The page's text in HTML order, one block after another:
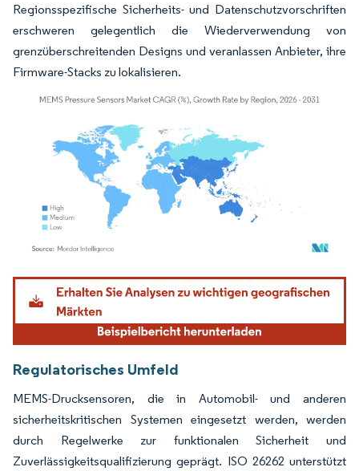
Regionsspezifische Sicherheits- und Datenschutzvorschriften
erschweren gelegentlich die Wiederverwendung von
grenzüberschreitenden Designs und veranlassen Anbieter, ihre
Firmware-Stacks zu lokalisieren.
Bild © Mordor Intelligence. Wiederverwendung erfordert Namensnennung gemäß
Regulatorisches Umfeld
MEMS-Drucksensoren, die in Automobil- und anderen
sicherheitskritischen Systemen eingesetzt werden, werden
durch Regelwerke zur funktionalen Sicherheit und
Zuverlässigkeitsqualifizierung geprägt. ISO 26262 unterstützt